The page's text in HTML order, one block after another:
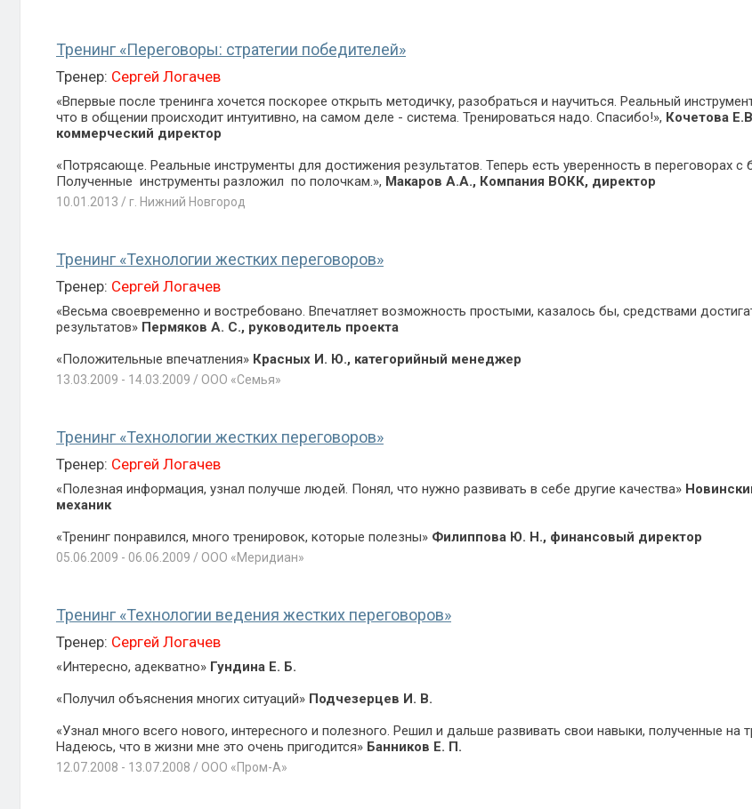
Тренинг «Переговоры: стратегии победителей»
Тренер: Сергей Логачев
«Впервые после тренинга хочется поскорее открыть методичку, разобраться и научиться. Реальный
что в общении происходит интуитивно, на самом деле - система. Тренироваться надо. Спасибо!», Кочетова
коммерческий директор
«Потрясающе. Реальные инструменты для достижения результатов. Теперь есть уверенность в переговорах с
Полученные инструменты разложил по полочкам.», Макаров А.А., Компания ВОКК, директор
10.01.2013 / г. Нижний Новгород
Тренинг «Технологии жестких переговоров»
Тренер: Сергей Логачев
«Весьма своевременно и востребовано. Впечатляет возможность простыми, казалось бы, средствами
результатов» Пермяков А. С., руководитель проекта
«Положительные впечатления» Красных И. Ю., категорийный менеджер
13.03.2009 - 14.03.2009 / ООО «Семья»
Тренинг «Технологии жестких переговоров»
Тренер: Сергей Логачев
«Полезная информация, узнал получше людей. Понял, что нужно развивать в себе другие качества»
механик
«Тренинг понравился, много тренировок, которые полезны» Филиппова Ю. Н., финансовый директор
05.06.2009 - 06.06.2009 / ООО «Меридиан»
Тренинг «Технологии ведения жестких переговоров»
Тренер: Сергей Логачев
«Интересно, адекватно» Гундина Е. Б.
«Получил объяснения многих ситуаций» Подчезерцев И. В.
«Узнал много всего нового, интересного и полезного. Решил и дальше развивать свои навыки, полученные на
Надеюсь, что в жизни мне это очень пригодится» Банников Е. П.
12.07.2008 - 13.07.2008 / ООО «Пром-А»